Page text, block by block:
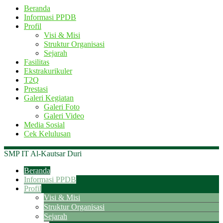
Beranda
Informasi PPDB
Profil
Visi & Misi
Struktur Organisasi
Sejarah
Fasilitas
Ekstrakurikuler
T2Q
Prestasi
Galeri Kegiatan
Galeri Foto
Galeri Video
Media Sosial
Cek Kelulusan
SMP IT Al-Kautsar Duri
Beranda
Informasi PPDB
Profil
Visi & Misi
Struktur Organisasi
Sejarah